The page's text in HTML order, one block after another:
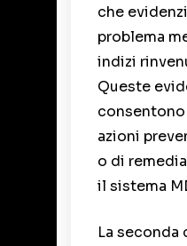
che
problema
indizi
Queste
consentono
azioni
o di
il sistema
La